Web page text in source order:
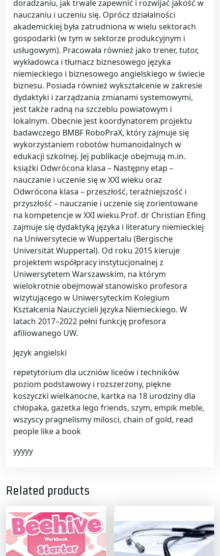
doradzaniu, jak trwale zapewnić i rozwijać jakość w
nauczaniu i uczeniu się. Oprócz działalności
akademickiej była zatrudniona w wielu sektorach
gospodarki (w tym w sektorze produkcyjnym i
usługowym). Pracowała również jako trener, tutor,
wykładowca i tłumacz biznesowego języka
niemieckiego i biznesowego angielskiego w świecie
biznesu. Posiada również wykształcenie w zakresie
dydaktyki i zarządzania zmianami systemowymi,
jest także radną na szczeblu powiatowym i
lokalnym. Obecnie jest koordynatorem projektu
badawczego BMBF RoboPraX, który zajmuje się
wykorzystaniem robotów humanoidalnych w
edukacji szkolnej. Jej publikacje obejmują m.in.
książki Odwrócona klasa – Następny etap –
nauczanie i uczenie się w XXI wieku oraz
Odwrócona klasa – przeszłość, teraźniejszość i
przyszłość – nauczanie i uczenie się zorientowane
na kompetencje w XXI wieku.Prof. dr Christian Efing
zajmuje się dydaktyką języka i literatury niemieckiej
na Uniwersytecie w Wuppertalu (Bergische
Universität Wuppertal). Od roku 2015 kieruje
projektem współpracy instytucjonalnej z
Uniwersytetem Warszawskim, na którym
wielokrotnie obejmował stanowisko profesora
wizytującego w Uniwersyteckim Kolegium
Kształcenia Nauczycieli Języka Niemieckiego. W
latach 2017–2022 pełni funkcję profesora
afiliowanego UW.
Język angielski
repetytorium dla uczniów liceów i techników
poziom podstawowy i rozszerzony, piękne
koszyczki wielkanocne, kartka na 18 urodziny dla
chłopaka, gazetka lego friends, szym, empik meble,
wszyscy pragnelismy milosci, chain of gold, read
people like a book
yyyyy
Related products